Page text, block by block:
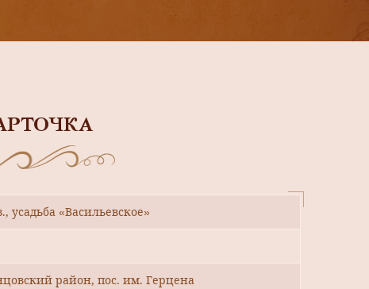
«Васильевское»
район, пос. им. Герцена